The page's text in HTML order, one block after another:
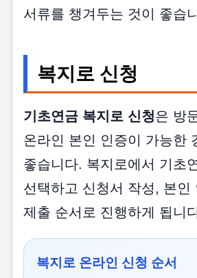
서류를 챙겨두는 것이 좋습
복지로 신청
기초연금 복지로 신청은 방
온라인 본인 인증이 가능한
좋습니다. 복지로에서 기초
선택하고 신청서 작성, 본인
제출 순서로 진행하게 됩니
복지로 온라인 신청 순서